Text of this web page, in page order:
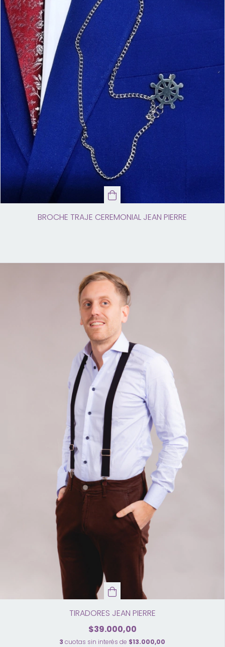
BROCHE TRAJE CEREMONIAL JEAN PIERRE
TIRADORES JEAN PIERRE
$39.000,00
3 cuotas sin interés de $13.000,00